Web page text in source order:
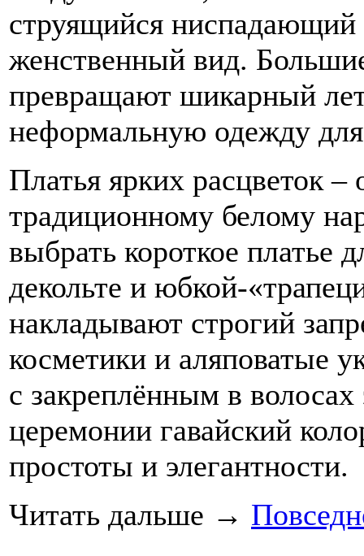
струящийся ниспадающий
женственный вид.
превращают шикарный
неформальную одежду для
Платья ярких расцветок –
традиционному белому
выбрать короткое платье
декольте и юбкой-
накладывают строгий
косметики и аляповатые
с закреплённым в
церемонии гавайский
простоты и элегантности.
Читать дальше →